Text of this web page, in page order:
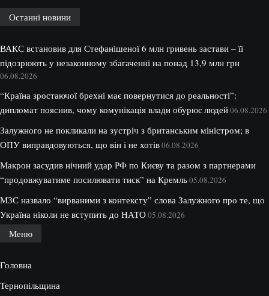
Останні новини
ВАКС встановив для Стефанішеної 6 млн гривень застави – її
підозрюють у незаконному збагаченні на понад 13,9 млн грн
06.08.2026
“Країна зростаючої брехні має повернутися до реальності”:
дипломат пояснив, чому комунікація влади обурює людей06.08.2026
Залужного не покликали на зустріч з британським міністром; в
ОПУ виправдовуються, що він і не хотів06.08.2026
Макрон засудив нічний удар РФ по Києву та разом з партнерами
“продовжуватиме посилювати тиск” на Кремль05.08.2026
МЗС назвало “вирваними з контексту” слова Залужного про те, що
Україна ніколи не вступить до НАТО05.08.2026
Меню
Головна
Тернопільщина